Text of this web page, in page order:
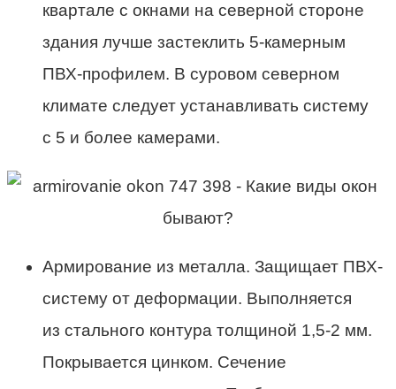
квартале с окнами на северной стороне
здания лучше застеклить 5-камерным
ПВХ-профилем. В суровом северном
климате следует устанавливать систему
с 5 и более камерами.
Армирование из металла. Защищает ПВХ-
систему от деформации. Выполняется
из стального контура толщиной 1,5-2 мм.
Покрывается цинком. Сечение